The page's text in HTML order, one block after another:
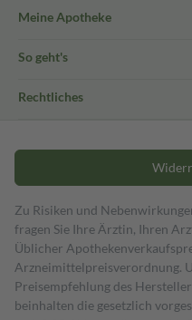
Meine Apotheke
So geht's
Rechtliches
Zu Risiken und
fragen Sie Ihre Ärztin, Ihren
Üblicher
Arzneimittelpreisverordnung.
Preisempfehlung des
beinhalten die gesetzlich